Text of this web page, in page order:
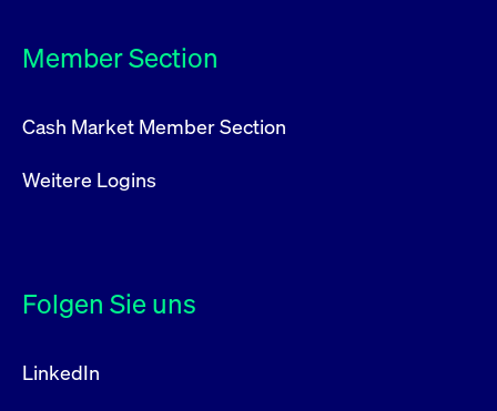
Member Section
Cash Market Member Section
Weitere Logins
Folgen Sie uns
LinkedIn